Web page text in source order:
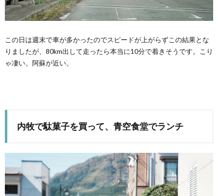
この日は週末で車が多かったのでスピードが上がらずこの結果とな
りましたが、80km出して走ったら本当に10分で着きそうです。こり
ゃ凄い。阿蘇が近い。
内牧で駄菓子を買って、青空食堂でランチ